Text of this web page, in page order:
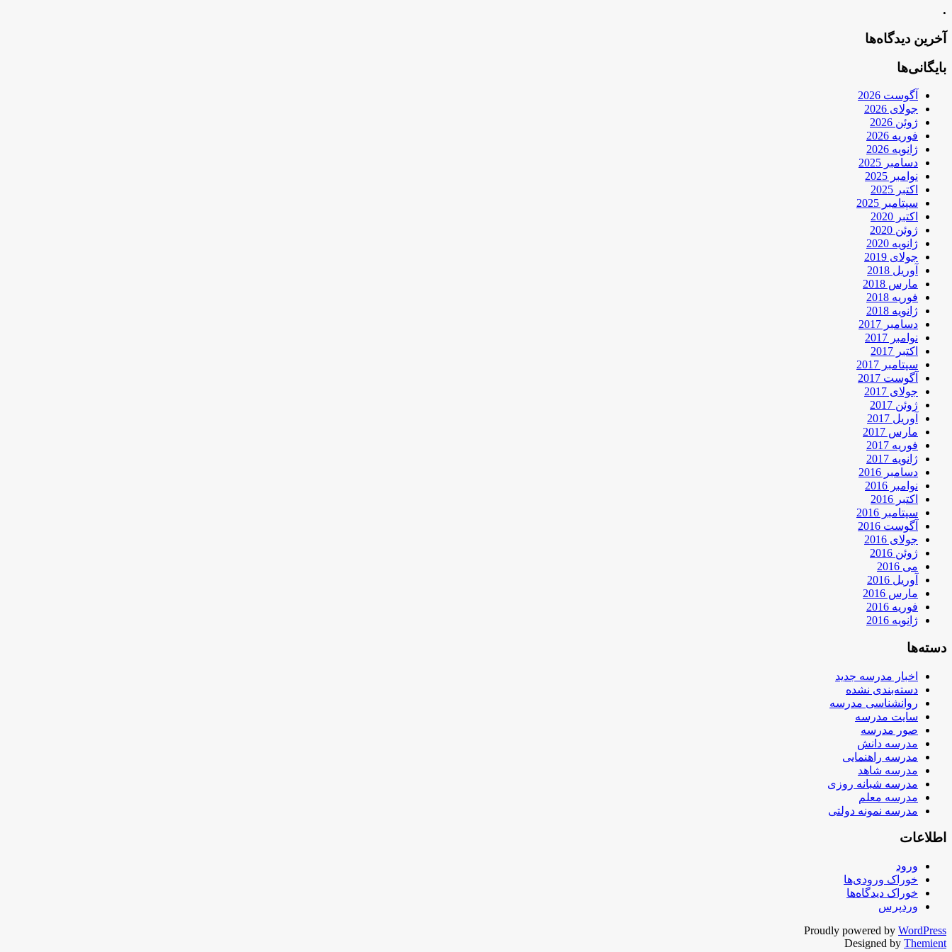
.
آخرین دیدگاه‌ها
بایگانی‌ها
آگوست 2026
جولای 2026
ژوئن 2026
فوریه 2026
ژانویه 2026
دسامبر 2025
نوامبر 2025
اکتبر 2025
سپتامبر 2025
اکتبر 2020
ژوئن 2020
ژانویه 2020
جولای 2019
آوریل 2018
مارس 2018
فوریه 2018
ژانویه 2018
دسامبر 2017
نوامبر 2017
اکتبر 2017
سپتامبر 2017
آگوست 2017
جولای 2017
ژوئن 2017
آوریل 2017
مارس 2017
فوریه 2017
ژانویه 2017
دسامبر 2016
نوامبر 2016
اکتبر 2016
سپتامبر 2016
آگوست 2016
جولای 2016
ژوئن 2016
می 2016
آوریل 2016
مارس 2016
فوریه 2016
ژانویه 2016
دسته‌ها
اخبار مدرسه جدید
دسته‌بندی نشده
روانشناسی مدرسه
سایت مدرسه
صور مدرسه
مدرسه دانش
مدرسه راهنمایی
مدرسه شاهد
مدرسه شبانه روزی
مدرسه معلم
مدرسه نمونه دولتی
اطلاعات
ورود
خوراک ورودی‌ها
خوراک دیدگاه‌ها
وردپرس
Proudly powered by WordPress
Designed by Themient